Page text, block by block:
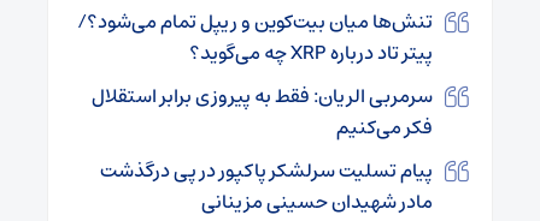
تنش‌ها میان بیت‌کوین و ریپل تمام می‌شود؟/
پیتر تاد درباره XRP چه می‌گوید؟
سرمربی الریان: فقط به پیروزی برابر استقلال
فکر می‌کنیم
پیام تسلیت سرلشکر پاکپور در پی درگذشت
مادر شهیدان حسینی مزینانی